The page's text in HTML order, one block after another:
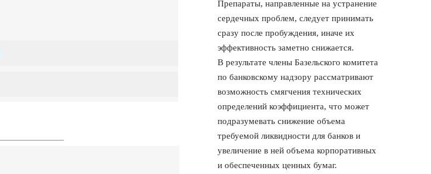
Препараты, направленные на устранение
сердечных проблем, следует принимать
сразу после пробуждения, иначе их
эффективность заметно снижается.
В результате члены Базельского комитета
по банковскому надзору рассматривают
возможность смягчения технических
определений коэффициента, что может
подразумевать снижение объема
требуемой ликвидности для банков и
увеличение в ней объема корпоративных
и обеспеченных ценных бумаг.